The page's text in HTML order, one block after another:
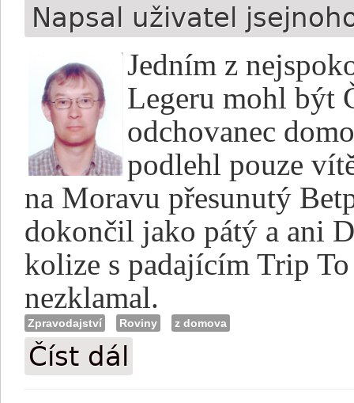
Napsal uživatel
Jedním z
Legeru mohl být
odchovanec
podlehl pouze
na Moravu přesunutý
dokončil jako pátý a ani
kolize s padajícím Trip
nezklamal.
Zpravodajství Roviny z domova
Číst dál